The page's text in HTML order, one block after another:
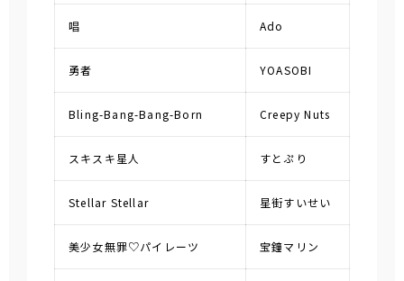
唱 Ado
勇者 YOASOBI
Bling-Bang-Bang-Born Creepy Nuts
スキスキ星人 すとぷり
Stellar Stellar 星街すいせい
美少女無罪♡パイレーツ 宝鐘マリン